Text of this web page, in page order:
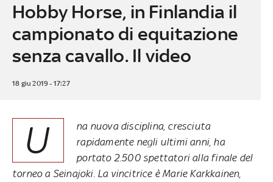
Hobby Horse, in Finlandia il
campionato di equitazione
senza cavallo. Il video
18 giu 2019 - 17:27
U
na nuova disciplina, cresciuta
rapidamente negli ultimi anni, ha
portato 2.500 spettatori alla finale del
torneo a Seinajoki. La vincitrice è Marie Karkkainen,